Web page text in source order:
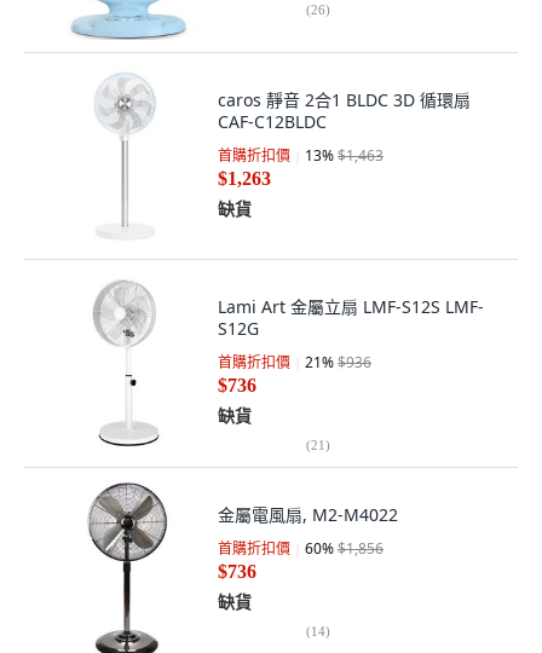
(26)
caros 靜音 2合1 BLDC 3D 循環扇
CAF-C12BLDC
首購折扣價 13%$1,463
$1,263
缺貨
Lami Art 金屬立扇 LMF-S12S LMF-
S12G
首購折扣價 21%$936
$736
缺貨
(21)
金屬電風扇, M2-M4022
首購折扣價 60%$1,856
$736
缺貨
(14)